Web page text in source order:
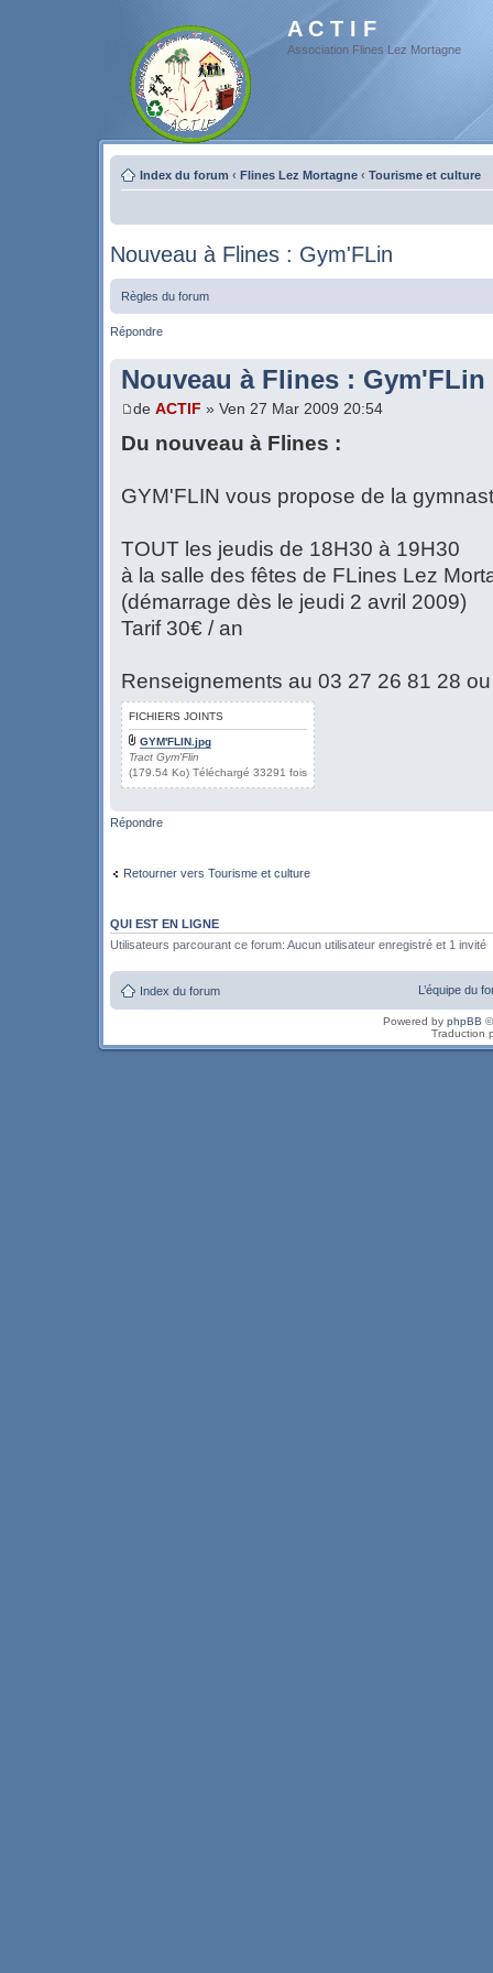
A C T I F
Association Flines Lez Mortagne
Index du forum ‹ Flines Lez Mortagne ‹ Tourisme et culture
Nouveau à Flines : Gym'FLin
Règles du forum
Répondre
Nouveau à Flines : Gym'FLin
de ACTIF » Ven 27 Mar 2009 20:54
Du nouveau à Flines :
GYM'FLIN vous propose de la
TOUT les jeudis de 18H30 à 19H30
à la salle des fêtes de FLines Lez
(démarrage dès le jeudi 2 avril 2009)
Tarif 30€ / an
Renseignements au 03 27 26 81 28
FICHIERS JOINTS
GYM'FLIN.jpg
Tract Gym'Flin
(179.54 Ko) Téléchargé 33291 fois
Répondre
Retourner vers Tourisme et culture
QUI EST EN LIGNE
Utilisateurs parcourant ce forum: Aucun utilisateur enregistré et 1 invité
Index du forum L’équipe du
Powered by phpBB
Traduction